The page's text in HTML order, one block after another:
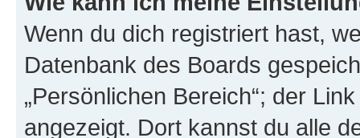
Wenn du dich registriert hast,
Datenbank des Boards
„Persönlichen Bereich“; der
angezeigt. Dort kannst du alle